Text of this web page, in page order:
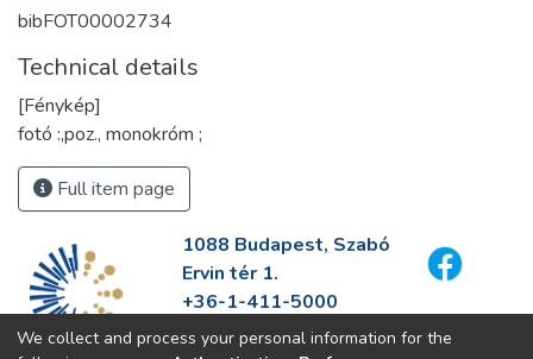
bibFOT00002734
Technical details
[Fénykép]
fotó :,poz., monokróm ;
Full item page
1088 Budapest, Szabó
Ervin tér 1.
+36-1-411-5000
info@fszek.hu
We collect and process your personal information for the